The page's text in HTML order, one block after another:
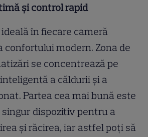
și control rapid
în fiecare cameră
confortului modern. Zona de
se concentrează pe
a căldurii și a
Partea cea mai bună este
dispozitiv pentru a
și răcirea, iar astfel poți să